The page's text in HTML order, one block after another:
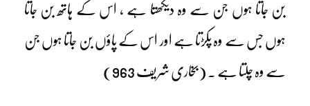
بن جاتا ہوں جن سے وہ دیکھتا ہے ، اس کے ہاتھ بن جاتا
ہوں جس سے وہ پکڑتا ہے اور اس کے پاؤں بن جاتا ہوں جن
سے وہ چلتا ہے ۔ (بخاری شریف 963)